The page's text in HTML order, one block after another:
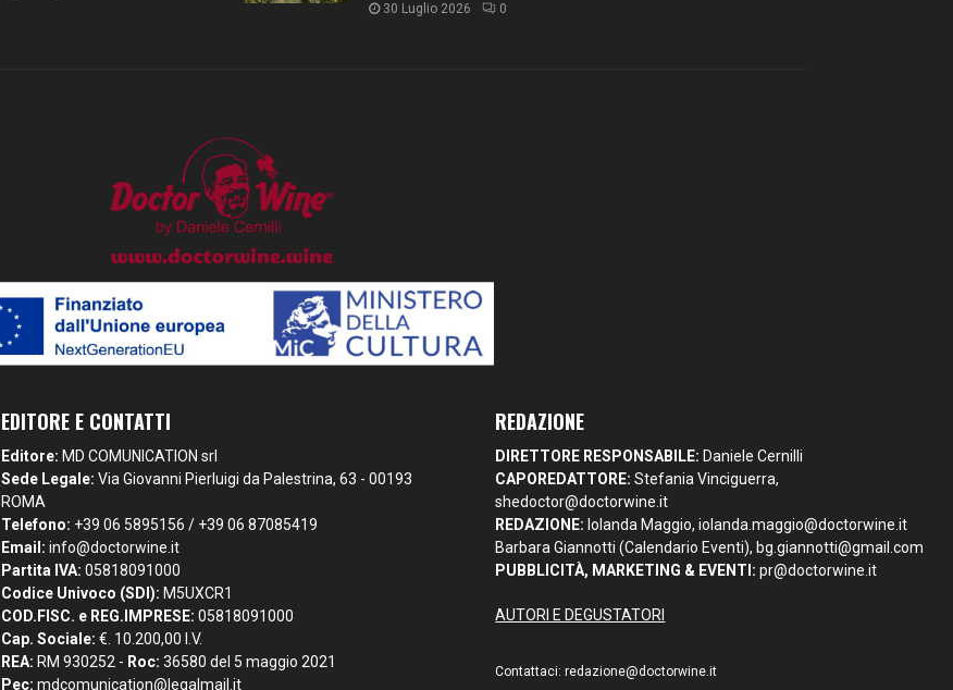
30 Luglio 2026
0
EDITORE E CONTATTI
Editore: MD COMUNICATION srl
Sede Legale: Via Giovanni Pierluigi da Palestrina, 63 - 00193
ROMA
Telefono: +39 06 5895156 / +39 06 87085419
Email: info@doctorwine.it
Partita IVA: 05818091000
Codice Univoco (SDI): M5UXCR1
COD.FISC. e REG.IMPRESE: 05818091000
Cap. Sociale: €. 10.200,00 I.V.
REA: RM 930252 - Roc: 36580 del 5 maggio 2021
Pec: mdcomunication@legalmail.it
REDAZIONE
DIRETTORE RESPONSABILE: Daniele Cernilli
CAPOREDATTORE: Stefania Vinciguerra,
shedoctor@doctorwine.it
REDAZIONE: Iolanda Maggio,iolanda.maggio@doctorwine.it
Barbara Giannotti (Calendario Eventi), bg.giannotti@gmail.com
PUBBLICITÀ, MARKETING & EVENTI: pr@doctorwine.it
AUTORI E DEGUSTATORI
Contattaci:redazione@doctorwine.it